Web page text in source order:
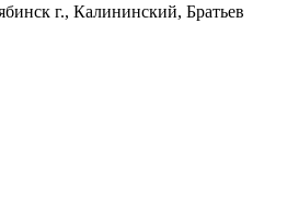
г., Калининский, Братьев